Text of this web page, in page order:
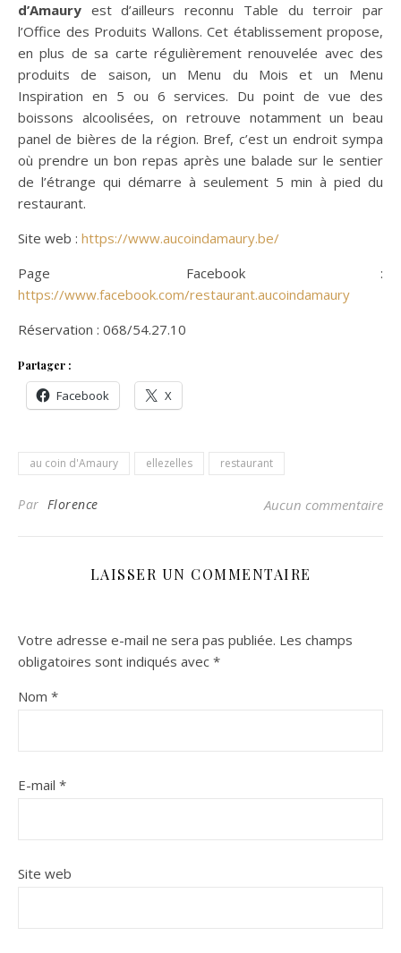
d’Amaury est d’ailleurs reconnu Table du terroir par
l’Office des Produits Wallons. Cet établissement propose,
en plus de sa carte régulièrement renouvelée avec des
produits de saison, un Menu du Mois et un Menu
Inspiration en 5 ou 6 services. Du point de vue des
boissons alcoolisées, on retrouve notamment un beau
panel de bières de la région. Bref, c’est un endroit sympa
où prendre un bon repas après une balade sur le sentier
de l’étrange qui démarre à seulement 5 min à pied du
restaurant.
Site web : https://www.aucoindamaury.be/
Page Facebook :
https://www.facebook.com/restaurant.aucoindamaury
Réservation : 068/54.27.10
Partager :
Facebook X
au coin d'Amaury ellezelles restaurant
Par Florence Aucun commentaire
LAISSER UN COMMENTAIRE
Votre adresse e-mail ne sera pas publiée. Les champs
obligatoires sont indiqués avec *
Nom *
E-mail *
Site web